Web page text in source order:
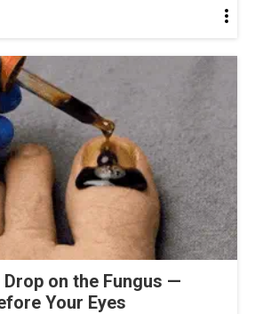
on the Fungus —
Your Eyes